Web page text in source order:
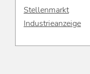
Stellenmarkt
Industrieanzeige